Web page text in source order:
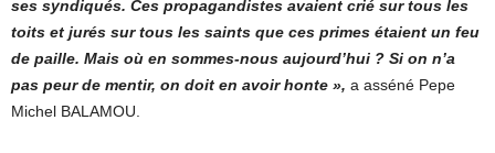
ses syndiqués. Ces propagandistes avaient crié sur tous les
toits et jurés sur tous les saints que ces primes étaient un feu
de paille. Mais où en sommes-nous aujourd’hui ? Si on n’a
pas peur de mentir, on doit en avoir honte », a asséné Pepe
Michel BALAMOU.